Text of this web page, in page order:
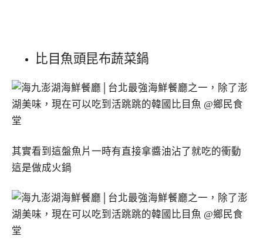
比目魚頭昆布蔬菜鍋
其實看到這盤魚片一時有直接拿醬油沾了就吃的衝動
這是做成火鍋